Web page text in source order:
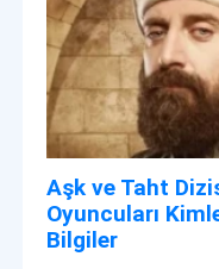
Aşk ve Taht
Oyuncuları
Bilgiler